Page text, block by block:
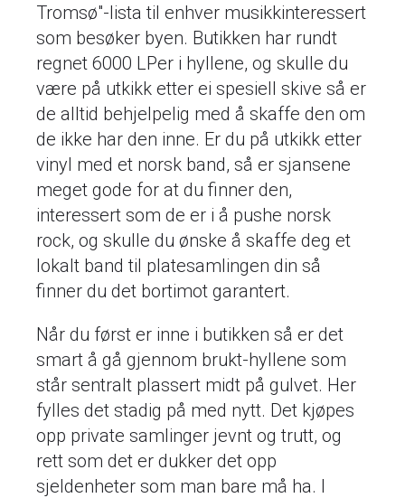
Tromsø"-lista til enhver musikkinteressert
som besøker byen. Butikken har rundt
regnet 6000 LPer i hyllene, og skulle du
være på utkikk etter ei spesiell skive så er
de alltid behjelpelig med å skaffe den om
de ikke har den inne. Er du på utkikk etter
vinyl med et norsk band, så er sjansene
meget gode for at du finner den,
interessert som de er i å pushe norsk
rock, og skulle du ønske å skaffe deg et
lokalt band til platesamlingen din så
finner du det bortimot garantert.
Når du først er inne i butikken så er det
smart å gå gjennom brukt-hyllene som
står sentralt plassert midt på gulvet. Her
fylles det stadig på med nytt. Det kjøpes
opp private samlinger jevnt og trutt, og
rett som det er dukker det opp
sjeldenheter som man bare må ha. I